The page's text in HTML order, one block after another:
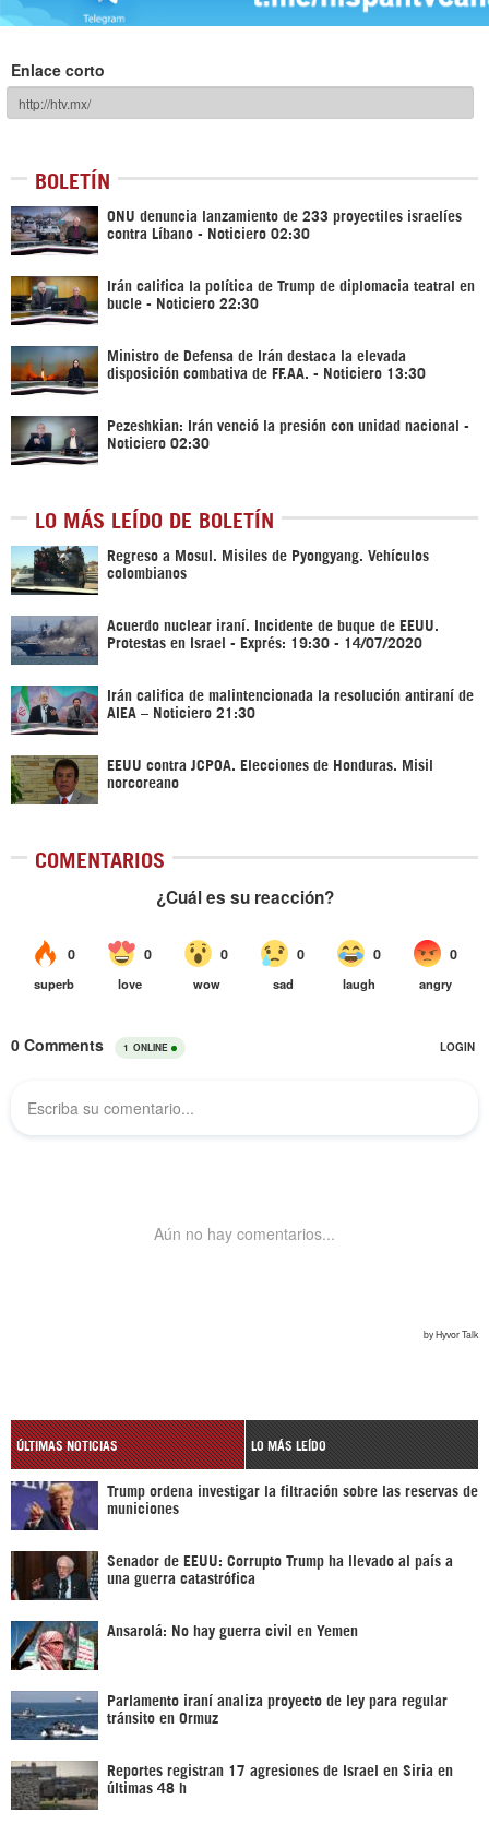
Enlace corto
BOLETÍN
ONU denuncia lanzamiento de 233 proyectiles israelíes
contra Líbano - Noticiero 02:30
Irán califica la política de Trump de diplomacia teatral en
bucle - Noticiero 22:30
Ministro de Defensa de Irán destaca la elevada
disposición combativa de FF.AA. - Noticiero 13:30
Pezeshkian: Irán venció la presión con unidad nacional -
Noticiero 02:30
LO MÁS LEÍDO DE BOLETÍN
Regreso a Mosul. Misiles de Pyongyang. Vehículos
colombianos
Acuerdo nuclear iraní. Incidente de buque de EEUU.
Protestas en Israel - Exprés: 19:30 - 14/07/2020
Irán califica de malintencionada la resolución antiraní de
AIEA – Noticiero 21:30
EEUU contra JCPOA. Elecciones de Honduras. Misil
norcoreano
COMENTARIOS
ÚLTIMAS NOTICIAS LO MÁS LEÍDO
Trump ordena investigar la filtración sobre las reservas de
municiones
Senador de EEUU: Corrupto Trump ha llevado al país a
una guerra catastrófica
Ansarolá: No hay guerra civil en Yemen
Parlamento iraní analiza proyecto de ley para regular
tránsito en Ormuz
Reportes registran 17 agresiones de Israel en Siria en
últimas 48 h